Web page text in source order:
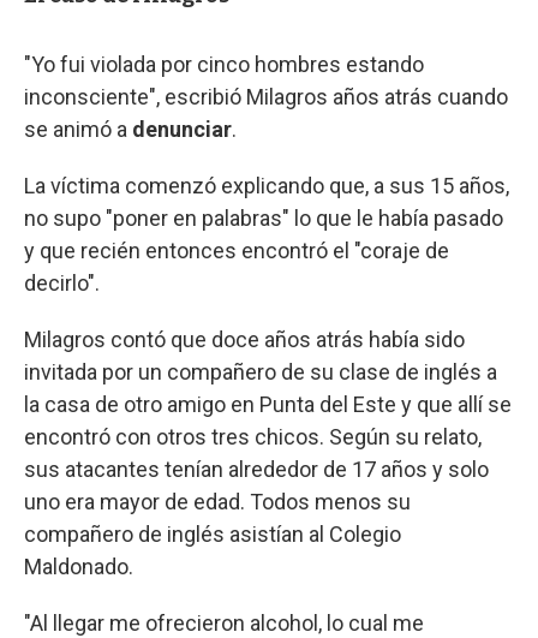
"Yo fui violada por cinco hombres estando
inconsciente", escribió Milagros años atrás cuando
se animó a denunciar.
La víctima comenzó explicando que, a sus 15 años,
no supo "poner en palabras" lo que le había pasado
y que recién entonces encontró el "coraje de
decirlo".
Milagros contó que doce años atrás había sido
invitada por un compañero de su clase de inglés a
la casa de otro amigo en Punta del Este y que allí se
encontró con otros tres chicos. Según su relato,
sus atacantes tenían alrededor de 17 años y solo
uno era mayor de edad. Todos menos su
compañero de inglés asistían al Colegio
Maldonado.
"Al llegar me ofrecieron alcohol, lo cual me